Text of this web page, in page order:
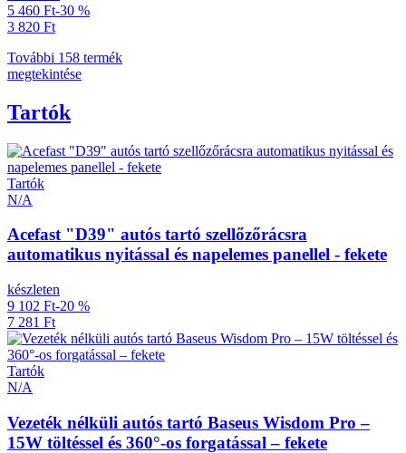
5 460 Ft-30 %
3 820 Ft
További 158 termék
megtekintése
Tartók
Tartók
N/A
Acefast "D39" autós tartó szellőzőrácsra
automatikus nyitással és napelemes panellel - fekete
készleten
9 102 Ft-20 %
7 281 Ft
Tartók
N/A
Vezeték nélküli autós tartó Baseus Wisdom Pro –
15W töltéssel és 360°-os forgatással – fekete